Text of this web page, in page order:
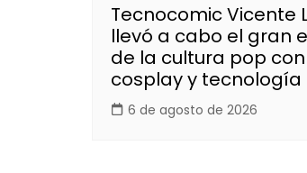
Tecnocomic Vicente
llevó a cabo el gran
de la cultura pop
cosplay y tecnología
6 de agosto de 2026